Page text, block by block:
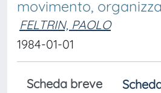
movimento,
FELTRIN, PAOLO
1984-01-01
Scheda breve